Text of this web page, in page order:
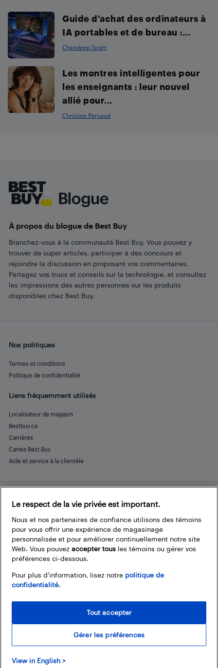
Guide d’achat des ordinateurs à
IA portables et de bureau :...
Chandeep Singh
Les montres intelligentes pour
les enseignants : leur nouvel
allié pour...
Christine Persaud
À propos du blogue de Best Buy
Branchez-vous à la communauté Best Buy. Vous pouvez y
trouver de super articles, participer à des concours et
rejoindre la discussion en proposant vos commentaires.
Partagez vos trucs et conseils sur la technologie, et consultez
les impressions des autres personnes sur les produits
disponibles chez Best Buy.
Nos politiques
Termes et conditions
Politique de confidentialité
Liens fréquemment utilisés
Localisateur de magasin
Bestbuy.ca
Carrières
Cartes Best Buy
Aide et service à la clientèle
Restez connecté
FacebookInstagram
PinterestLinkedInYouTube
© 2026 Magasins Best Buy Canada Ltée. Tout droits réservés. Pour usage
Le respect de la vie privée est important.
Nous et nos partenaires de confiance utilisons des témoins
pour vous offrir une expérience de magasinage
personnalisée et pour améliorer continuellement notre site
Web. Vous pouvez accepter tous les témoins ou gérer vos
préférences ci-dessous.
Pour plus d’information, lisez notre
View in English >
politique de
confidentialité.
Gérer les préférences
Tout accepter